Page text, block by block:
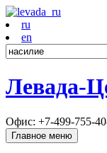
ru
en
Найти:
Левада-
Офис: +7-499-755-
Главное меню